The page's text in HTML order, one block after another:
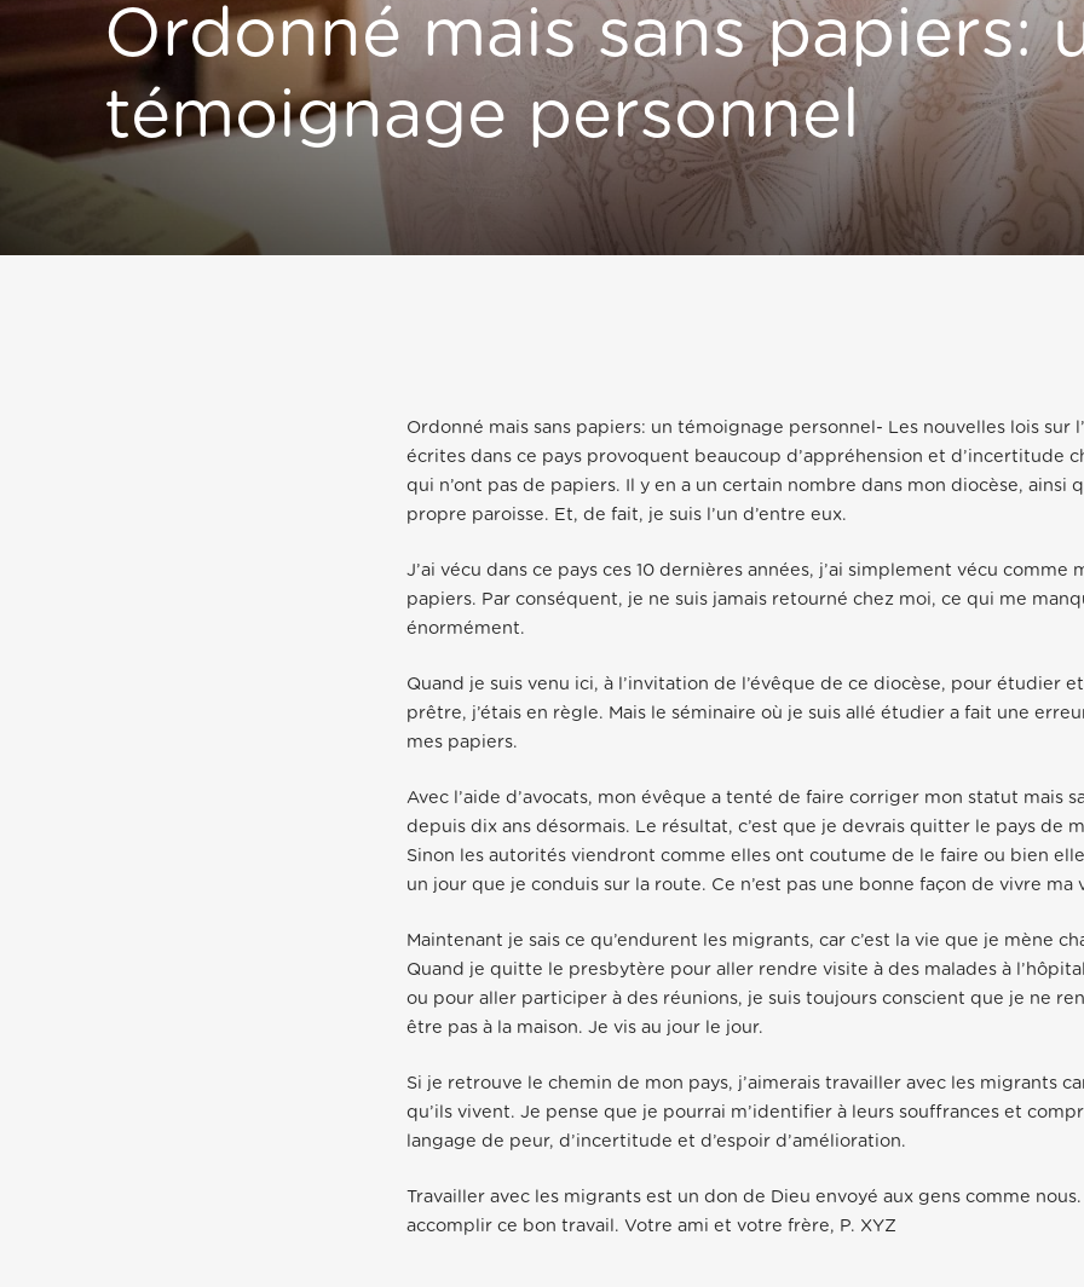
Ordonné mais sans papiers:
témoignage personnel
Ordonné mais sans papiers: un témoignage personnel- Les nouvelles lois sur
écrites dans ce pays provoquent beaucoup d’appréhension et d’incertitude
qui n’ont pas de papiers. Il y en a un certain nombre dans mon diocèse, ainsi
propre paroisse. Et, de fait, je suis l’un d’entre eux.
J’ai vécu dans ce pays ces 10 dernières années, j’ai simplement vécu comme
papiers. Par conséquent, je ne suis jamais retourné chez moi, ce qui me
énormément.
Quand je suis venu ici, à l’invitation de l’évêque de ce diocèse, pour étudier
prêtre, j’étais en règle. Mais le séminaire où je suis allé étudier a fait une
mes papiers.
Avec l’aide d’avocats, mon évêque a tenté de faire corriger mon statut mais
depuis dix ans désormais. Le résultat, c’est que je devrais quitter le pays de
Sinon les autorités viendront comme elles ont coutume de le faire ou bien
un jour que je conduis sur la route. Ce n’est pas une bonne façon de vivre ma
Maintenant je sais ce qu’endurent les migrants, car c’est la vie que je mène
Quand je quitte le presbytère pour aller rendre visite à des malades à
ou pour aller participer à des réunions, je suis toujours conscient que je ne
être pas à la maison. Je vis au jour le jour.
Si je retrouve le chemin de mon pays, j’aimerais travailler avec les migrants
qu’ils vivent. Je pense que je pourrai m’identifier à leurs souffrances et
langage de peur, d’incertitude et d’espoir d’amélioration.
Travailler avec les migrants est un don de Dieu envoyé aux gens comme
accomplir ce bon travail. Votre ami et votre frère, P. XYZ